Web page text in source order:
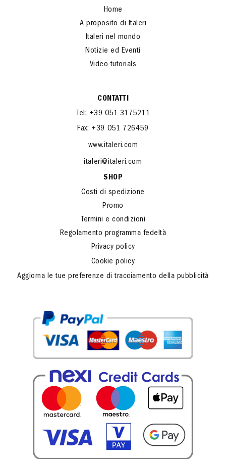
Home
A proposito di Italeri
Italeri nel mondo
Notizie ed Eventi
Video tutorials
CONTATTI
Tel: +39 051 3175211
Fax: +39 051 726459
www.italeri.com
italeri@italeri.com
SHOP
Costi di spedizione
Promo
Termini e condizioni
Regolamento programma fedeltà
Privacy policy
Cookie policy
Aggiorna le tue preferenze di tracciamento della pubblicità